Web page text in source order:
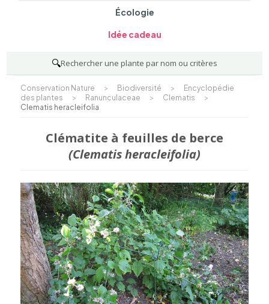
Écologie
Idée cadeau
🔍Rechercher une plante par nom ou critères
Conservation Nature > Biodiversité >
Encyclopédie
des plantes
> Ranunculaceae > Clematis
>
Clematis heracleifolia
Clématite à feuilles de berce
(Clematis heracleifolia)